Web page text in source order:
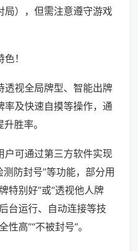
局），但需注意遵守游戏
！
透视全局牌型、智能出牌
率及快速自摸等操作，通
胜率。
户可通过第三方软件实现
测防封号”等功能，部分用
特别好”或“透视他人牌
台运行、自动连接等技
高”“不被封号”。